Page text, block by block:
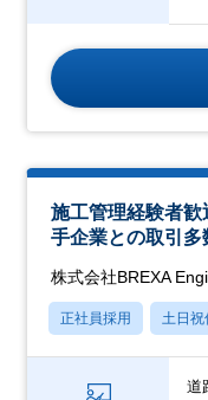
施工管理経験者
手企業との取引多
株式会社BREXA
正社員採用 土日祝
道